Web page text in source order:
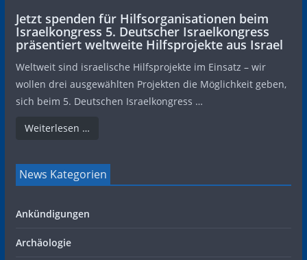
Jetzt spenden für Hilfsorganisationen beim
Israelkongress 5. Deutscher Israelkongress
präsentiert weltweite Hilfsprojekte aus Israel
Weltweit sind israelische Hilfsprojekte im Einsatz – wir
wollen drei ausgewählten Projekten die Möglichkeit geben,
sich beim 5. Deutschen Israelkongress …
Weiterlesen …
News Kategorien
Ankündigungen
Archäologie